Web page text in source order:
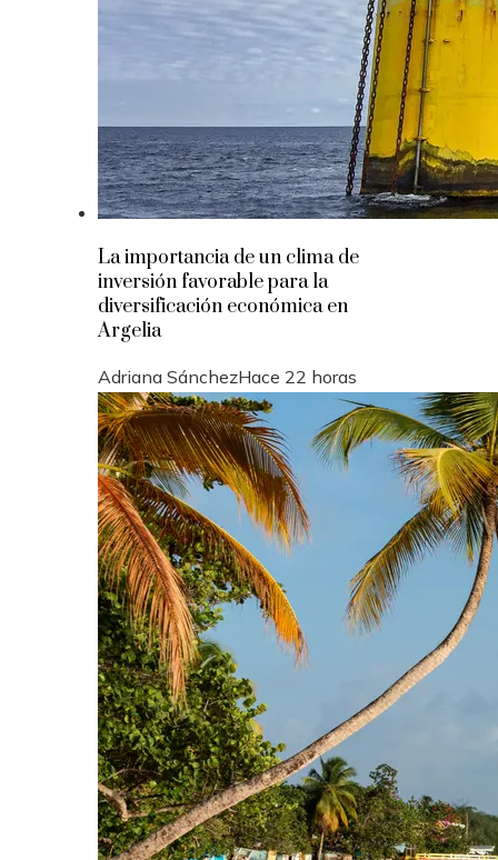
La importancia de un clima de
inversión favorable para la
diversificación económica en
Argelia
Adriana SánchezHace 22 horas